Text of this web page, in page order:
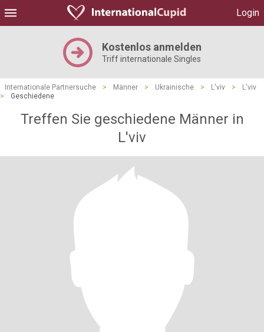
Login
Kostenlos anmelden
Triff internationale Singles
Internationale Partnersuche > Männer > Ukrainische > L'viv >
L'viv
>
Geschiedene
Treffen Sie geschiedene Männer in
L'viv